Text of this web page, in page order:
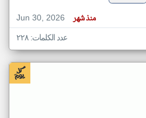
Jun 30, 2026
منذ شهر
عدد الكلمات: ٢٢٨